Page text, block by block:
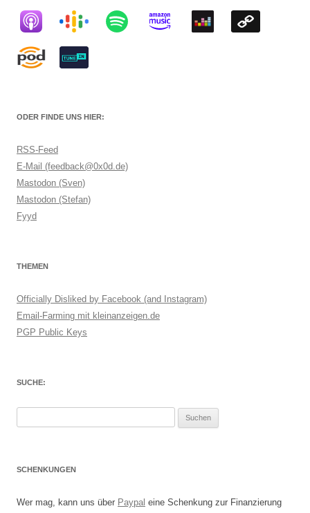
ODER FINDE UNS HIER:
RSS-Feed
E-Mail (feedback@0x0d.de)
Mastodon (Sven)
Mastodon (Stefan)
Fyyd
THEMEN
Officially Disliked by Facebook (and Instagram)
Email-Farming mit kleinanzeigen.de
PGP Public Keys
SUCHE:
SCHENKUNGEN
Wer mag, kann uns über Paypal eine Schenkung zur Finanzierung